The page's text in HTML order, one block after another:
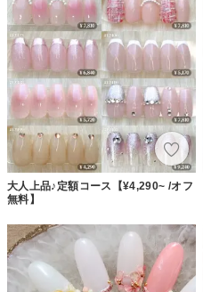
大人上品♪定額コース【¥4,290~ /オフ
無料】